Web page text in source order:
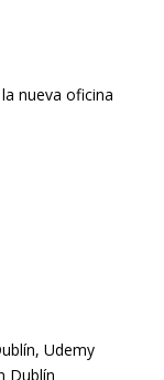
nueva oficina
Udemy
Dublín